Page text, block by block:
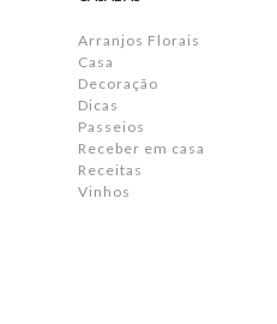
Arranjos Florais
Casa
Decoração
Dicas
Passeios
Receber em casa
Receitas
Vinhos